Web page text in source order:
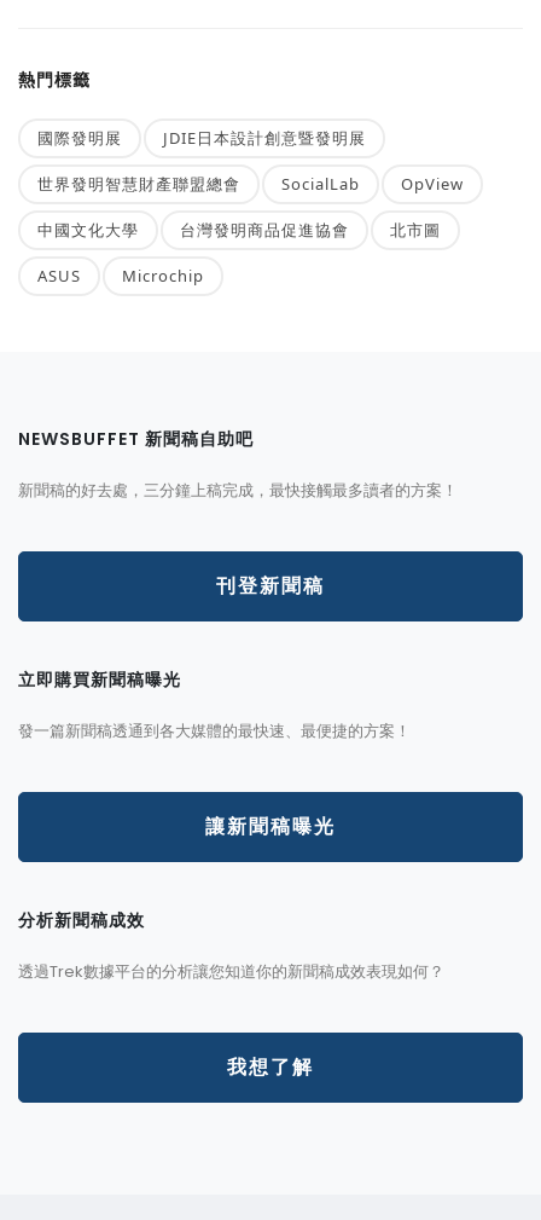
熱門標籤
國際發明展 JDIE日本設計創意暨發明展
世界發明智慧財產聯盟總會 SocialLab OpView
中國文化大學 台灣發明商品促進協會 北市圖
ASUS Microchip
NEWSBUFFET 新聞稿自助吧
新聞稿的好去處，三分鐘上稿完成，最快接觸最多讀者的方案！
刊登新聞稿
立即購買新聞稿曝光
發一篇新聞稿透通到各大媒體的最快速、最便捷的方案！
讓新聞稿曝光
分析新聞稿成效
透過Trek數據平台的分析讓您知道你的新聞稿成效表現如何？
我想了解